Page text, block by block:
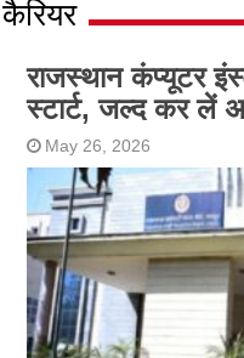
कैरियर
राजस्थान कंप्यूटर
स्टार्ट, जल्द कर लें
May 26, 2026